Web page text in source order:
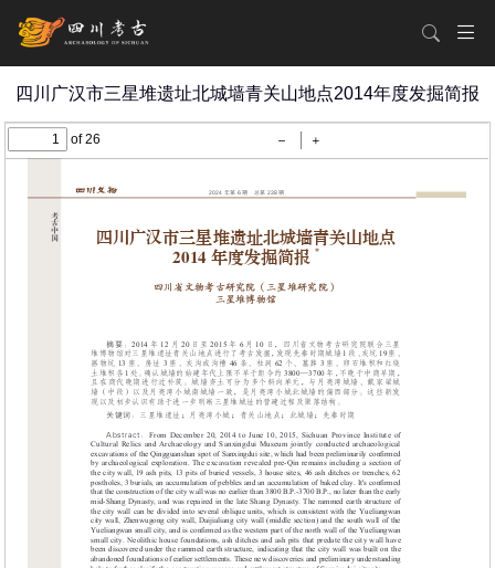
四川广汉市三星堆遗址北城墙青关山地点2014年度发掘简报